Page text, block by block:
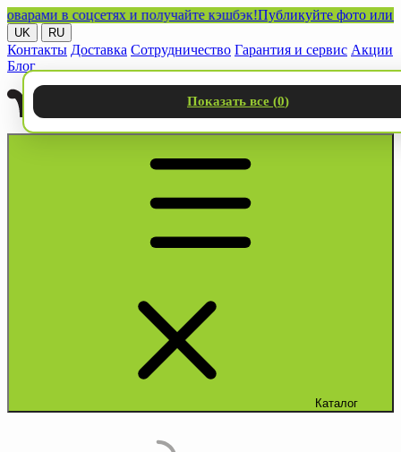
в соцсетях и получайте кэшбэк!Публикуйте фото или
UK RU
Контакты Доставка Сотрудничество Гарантия и сервис Акции
Блог
Каталог
Показать все (0)